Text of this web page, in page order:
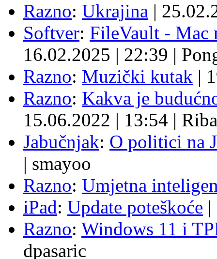
Razno: Ukrajina |
Softver: FileVault - Mac
16.02.2025 | 22:39 |
Razno: Muzički kutak |
Razno: Kakva je
15.06.2022 | 13:54 | Riba
Jabučnjak: O politici na
| smayoo
Razno: Umjetna
iPad: Update poteškoće |
Razno: Windows 11 i
dpasaric